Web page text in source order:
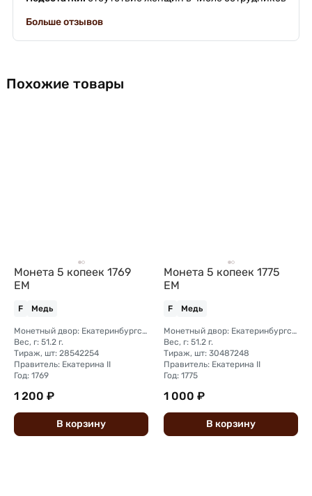
Больше отзывов
Похожие товары
Монета 5 копеек 1769
ЕМ
F Медь
Монетный двор: Екатеринбургский монетный двор
Вес, г: 51.2 г.
Тираж, шт: 28542254
Правитель: Екатерина II
Год: 1769
1 200 ₽
В корзину
Монета 5 копеек 1775
ЕМ
F Медь
Монетный двор: Екатеринбургский монетный двор
Вес, г: 51.2 г.
Тираж, шт: 30487248
Правитель: Екатерина II
Год: 1775
1 000 ₽
В корзину